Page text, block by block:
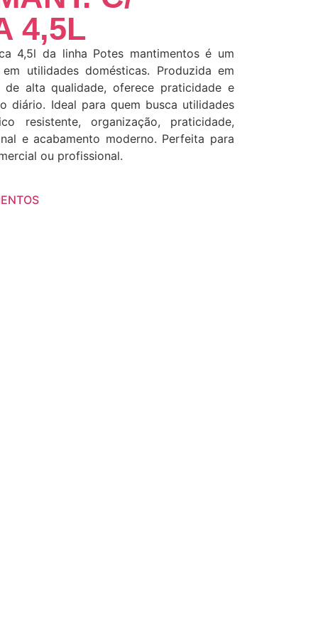
4,5L
4,5l da linha Potes mantimentos é um
utilidades domésticas. Produzida em
de alta qualidade, oferece praticidade e
diário. Ideal para quem busca utilidades
resistente, organização, praticidade,
e acabamento moderno. Perfeita para
ou profissional.